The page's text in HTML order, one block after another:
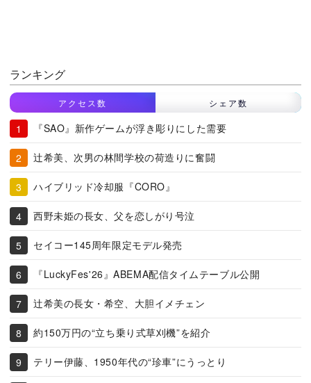
ランキング
アクセス数 シェア数
『SAO』新作ゲームが浮き彫りにした需要
辻希美、次男の林間学校の荷造りに奮闘
ハイブリッド冷却服『CORO』
西野未姫の長女、父を恋しがり号泣
セイコー145周年限定モデル発売
『LuckyFes'26』ABEMA配信タイムテーブル公開
辻希美の長女・希空、大胆イメチェン
約150万円の“立ち乗り式草刈機”を紹介
テリー伊藤、1950年代の“珍車”にうっとり